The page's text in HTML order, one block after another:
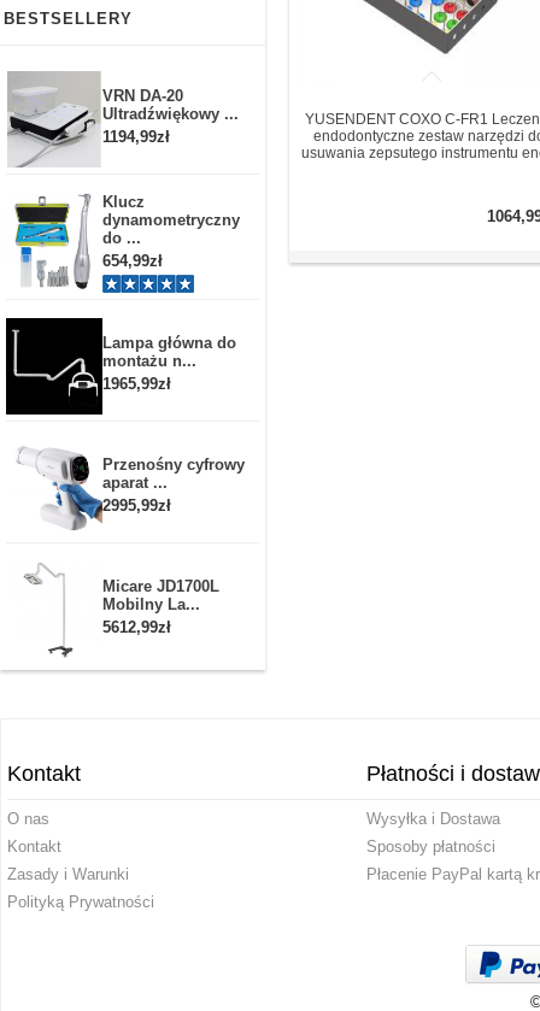
BESTSELLERY
VRN DA-20
Ultradźwiękowy ...
1194,99zł
Klucz
dynamometryczny
do ...
654,99zł
Lampa główna do
montażu n...
1965,99zł
Przenośny cyfrowy
aparat ...
2995,99zł
Micare JD1700L
Mobilny La...
5612,99zł
YUSENDENT COXO C-FR1
endodontyczne zestaw narzędzi
usuwania zepsutego instrumentu
Kontakt
O nas
Kontakt
Zasady i Warunki
Polityką Prywatności
Płatności i
Wysyłka i Dostawa
Sposoby płatności
Płacenie PayPal kartą